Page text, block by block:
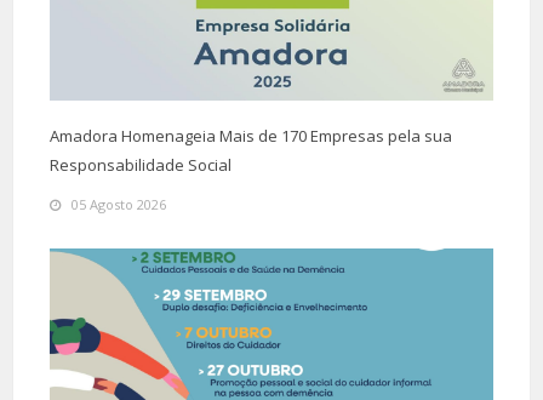
Amadora Homenageia Mais de 170 Empresas pela sua
Responsabilidade Social
05 Agosto 2026